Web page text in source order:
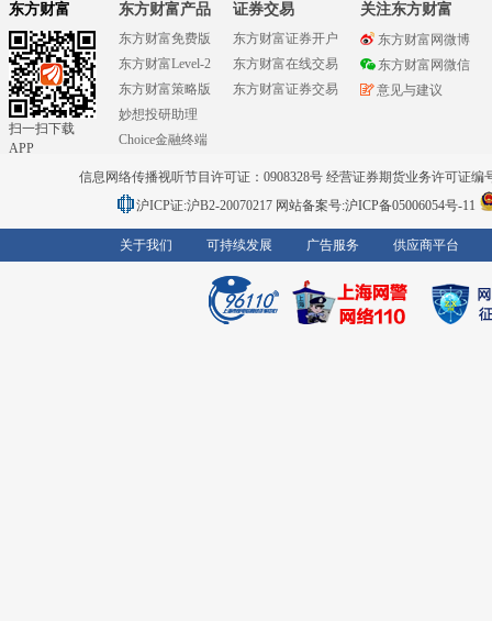
东方财富
扫一扫下载
APP
东方财富产品
东方财富免费版
东方财富Level-2
东方财富策略版
妙想投研助理
Choice金融终端
证券交易
东方财富证券开户
东方财富在线交易
东方财富证券交易
关注东方财富
东方财富网微博
东方财富网微信
意见与建议
信息网络传播视听节目许可证：0908328号 经营证券期货业务许可证编
沪ICP证:沪B2-20070217 网站备案号:沪ICP备05006054号-11
关于我们 可持续发展 广告服务 供应商平台